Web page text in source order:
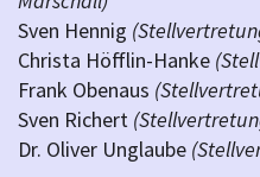
Sven Hennig
Christa Höfflin-Hanke
Frank Obenaus
Sven Richert
Dr. Oliver Unglaube